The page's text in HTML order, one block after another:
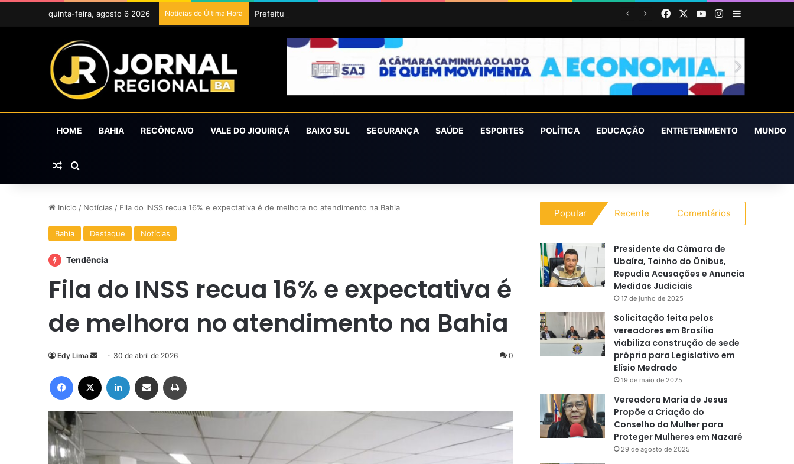
quinta-feira, agosto 6 2026 Notícias de Última Hora Prefeitura de Laje adquire veículo 0 km para fortalecer ações da Agricultura e do Meio Ambiente FacebookYouTubeInstagram
Barra
HOME BAHIA RECÔNCAVO VALE DO JIQUIRIÇÁ BAIXO SUL SEGURANÇA SAÚDE ESPORTES POLÍTICA EDUCAÇÃO ENTRETENIMENTO MUNDO
Artigo aleatório
Procurar por
Início / Notícias / Fila do INSS recua 16% e expectativa é de melhora no atendimento na Bahia
Bahia Destaque Notícias
Tendência
Fila do INSS recua 16% e expectativa é
de melhora no atendimento na Bahia
Edy Lima
Mande
e-
mail
30 de abril de 2026 0
Facebook Linkedin Compartilhar via e-mail
Popular Recente Comentários
Presidente da Câmara de
Ubaíra, Toinho do Ônibus,
Repudia Acusações e Anuncia
Medidas Judiciais
17 de junho de 2025
Solicitação feita pelos
vereadores em Brasília
viabiliza construção de sede
própria para Legislativo em
Elísio Medrado
19 de maio de 2025
Vereadora Maria de Jesus
Propõe a Criação do
Conselho da Mulher para
Proteger Mulheres em Nazaré
29 de agosto de 2025